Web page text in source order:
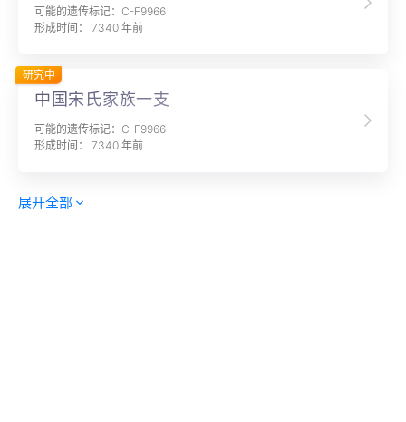
可能的遗传标记：C-F9966
形成时间： 7340 年前
中国宋氏家族一支
可能的遗传标记：C-F9966
形成时间： 7340 年前
研究中
展开全部